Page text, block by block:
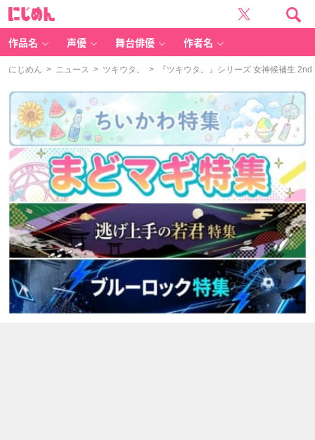
作品名 声優 舞台俳優 作者名
にじめん > ニュース > ツキウタ。 > 『ツキウタ。』シリーズ 女神候補生